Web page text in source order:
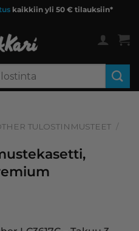
kaikkiin yli 50 € tilauksiin*
TULOSTINMUSTEET /